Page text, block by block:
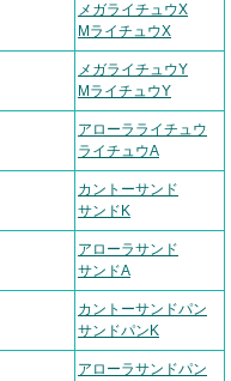
メガライチュウX
MライチュウX
メガライチュウY
MライチュウY
アローラライチュウ
ライチュウA
カントーサンド
サンドK
アローラサンド
サンドA
カントーサンドパン
サンドパンK
アローラサンドパン